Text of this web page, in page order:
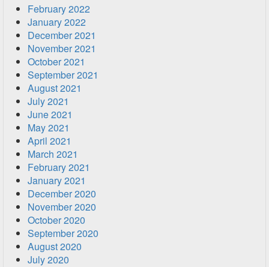
February 2022
January 2022
December 2021
November 2021
October 2021
September 2021
August 2021
July 2021
June 2021
May 2021
April 2021
March 2021
February 2021
January 2021
December 2020
November 2020
October 2020
September 2020
August 2020
July 2020